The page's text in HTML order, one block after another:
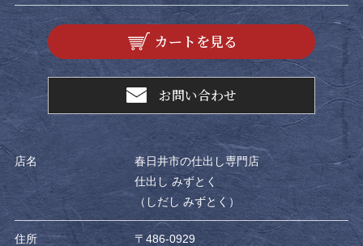
カートを見る
お問い合わせ
店名
春日井市の仕出し専門店
仕出し みずとく
（しだし みずとく）
住所
〒486-0929